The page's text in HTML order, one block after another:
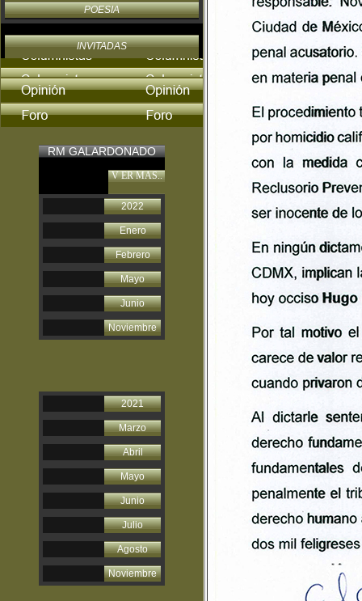
POESIA
INVITADAS
RM GALARDONADO
V ER MAS..
2022
Enero
Febrero
Mayo
Junio
Noviembre
2021
Marzo
Abril
Mayo
Junio
Julio
Agosto
Noviembre